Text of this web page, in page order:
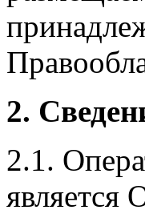
2.
2.1.
является